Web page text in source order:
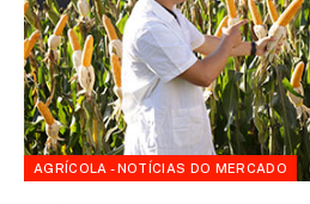
AGRÍCOLA - NOTÍCIAS DO MERCADO